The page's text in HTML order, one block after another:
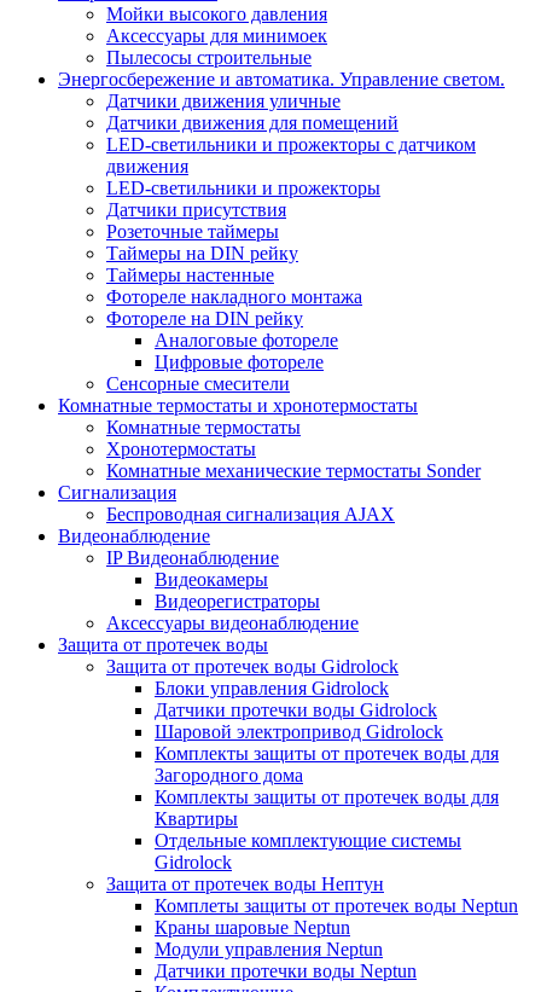
Мойки высокого давления
Аксессуары для минимоек
Пылесосы строительные
Энергосбережение и автоматика. Управление светом.
Датчики движения уличные
Датчики движения для помещений
LED-светильники и прожекторы с датчиком
движения
LED-светильники и прожекторы
Датчики присутствия
Розеточные таймеры
Таймеры на DIN рейку
Таймеры настенные
Фотореле накладного монтажа
Фотореле на DIN рейку
Аналоговые фотореле
Цифровые фотореле
Сенсорные смесители
Комнатные термостаты и хронотермостаты
Комнатные термостаты
Хронотермостаты
Комнатные механические термостаты Sonder
Сигнализация
Беспроводная сигнализация AJAX
Видеонаблюдение
IP Видеонаблюдение
Видеокамеры
Видеорегистраторы
Аксессуары видеонаблюдение
Защита от протечек воды
Защита от протечек воды Gidrolock
Блоки управления Gidrolock
Датчики протечки воды Gidrolock
Шаровой электропривод Gidrolock
Комплекты защиты от протечек воды для
Загородного дома
Комплекты защиты от протечек воды для
Квартиры
Отдельные комплектующие системы
Gidrolock
Защита от протечек воды Нептун
Комплеты защиты от протечек воды Neptun
Краны шаровые Neptun
Модули управления Neptun
Датчики протечки воды Neptun